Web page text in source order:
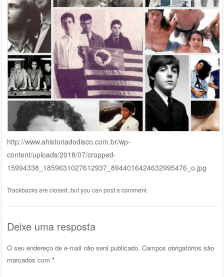
http://www.ahistoriadodisco.com.br/wp-
content/uploads/2018/07/cropped-
15994338_1859631027612937_8944016424632995476_o.jpg
Trackbacks are closed, but you can post a comment.
Deixe uma resposta
O seu endereço de e-mail não será publicado. Campos obrigatórios são
marcados com *